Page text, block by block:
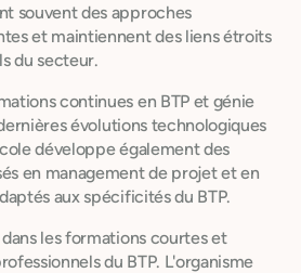
souvent des approches
et maintiennent des liens étroits
du secteur.
continues en BTP et génie
évolutions technologiques
développe également des
en management de projet et en
aux spécificités du BTP.
les formations courtes et
du BTP. L'organisme